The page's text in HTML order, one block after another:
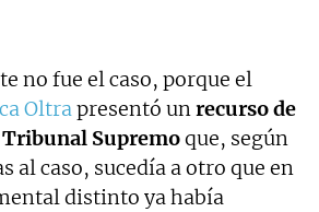
no fue el caso, porque el
Oltrapresentó unrecurso de
Tribunal Supremoque, según
al caso, sucedía a otro que en
distinto ya había